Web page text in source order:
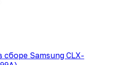
сборе Samsung CLX-